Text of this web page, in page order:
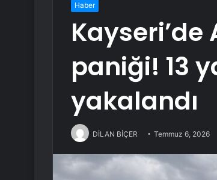
Haber
Kayseri’de
paniği! 13
yakalandı
DİLAN BİÇER Temmuz 6, 2026